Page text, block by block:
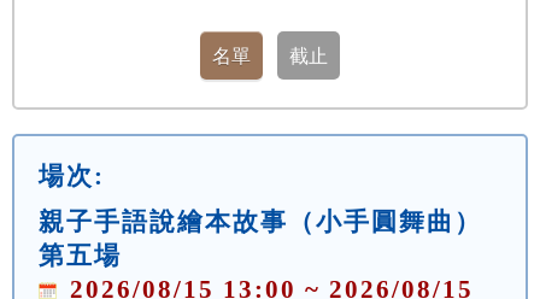
場次:
親子手語說繪本故事（小手圓舞曲）
第五場
2026/08/15 13:00 ~ 2026/08/15